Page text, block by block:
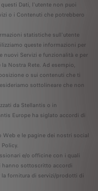
Dati, l'utente non puoi
o i Contenuti che potrebbero
statistiche sull'utente
queste informazioni per
nuovi Servizi e funzionalità e per
Nostra Rete. Ad esempio,
o sui contenuti che ti
sottolineare che non
da Stellantis o in
Europe ha siglato accordi di
Web e le pagine dei nostri social
e/o officine con i quali
hanno sottoscritto accordi
fornitura di servizi/prodotti di